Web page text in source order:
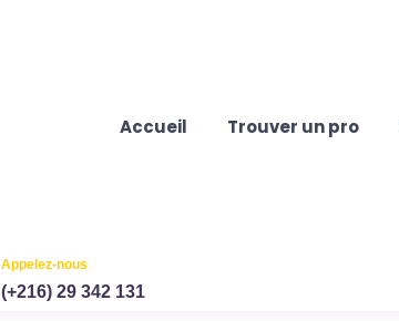
Accueil Trouver un pro
Appelez-nous
(+216) 29 342 131